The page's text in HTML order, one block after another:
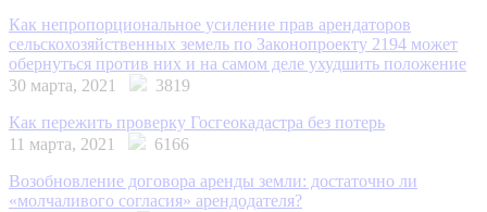
Как непропорциональное усиление прав арендаторов
сельскохозяйственных земель по Законопроекту 2194 может
обернуться против них и на самом деле ухудшить положение
30 марта, 2021
3819
Как пережить проверку Госгеокадастра без потерь
11 марта, 2021
6166
Возобновление договора аренды земли: достаточно ли
«молчаливого согласия» арендодателя?